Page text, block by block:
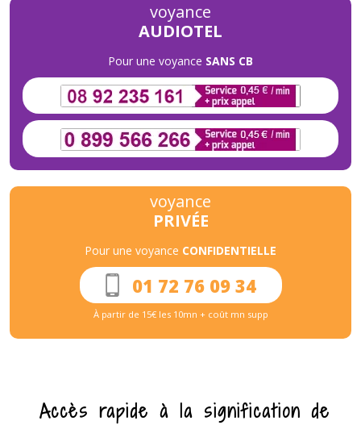
voyance
AUDIOTEL
Pour une voyance SANS CB
voyance
PRIVÉE
Pour une voyance CONFIDENTIELLE
01 72 76 09 34
À partir de 15€ les 10mn + coût mn supp
Accès rapide à la signification de